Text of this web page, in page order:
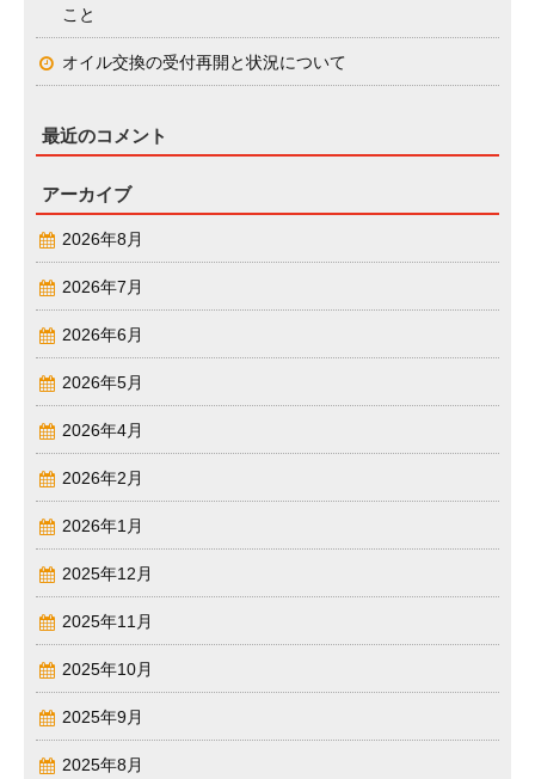
こと
オイル交換の受付再開と状況について
最近のコメント
アーカイブ
2026年8月
2026年7月
2026年6月
2026年5月
2026年4月
2026年2月
2026年1月
2025年12月
2025年11月
2025年10月
2025年9月
2025年8月